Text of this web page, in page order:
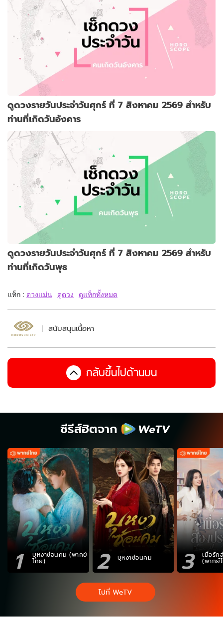
ดูดวงรายวันประจำวันศุกร์ ที่ 7 สิงหาคม 2569 สำหรับ
ท่านที่เกิดวันอังคาร
ดูดวงรายวันประจำวันศุกร์ ที่ 7 สิงหาคม 2569 สำหรับ
ท่านที่เกิดวันพุธ
แท็ก : ดวงแม่น ดูดวง ดูแท็กทั้งหมด
สนับสนุนเนื้อหา
กลับขึ้นไปด้านบน
ซีรีส์ฮิตจาก
1 บุหงาซ่อนคม (พากย์
ไทย) 2 บุหงาซ่อนคม 3 เมื่อรัก
(พากย์
ไปที่ WeTV